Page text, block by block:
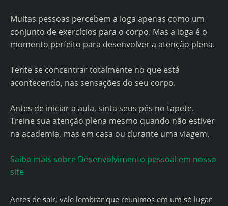
Muitas pessoas percebem a ioga apenas como um
conjunto de exercícios para o corpo. Mas a ioga é o
momento perfeito para desenvolver a atenção plena.
Tente se concentrar totalmente no que está
acontecendo, nas sensações do seu corpo.
Antes de iniciar a aula, sinta seus pés no tapete.
Treine sua atenção plena mesmo quando não estiver
na academia, mas em casa ou durante uma viagem.
Saiba mais sobre Desenvolvimento pessoal em nosso
site
Antes de sair, vale lembrar que reunimos em um só lugar